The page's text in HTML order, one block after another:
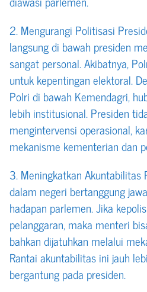
2. Mengurangi Politisasi
langsung di bawah presiden
sangat personal. Akibatnya,
untuk kepentingan elektoral.
Polri di bawah Kemendagri,
lebih institusional. Presiden
mengintervensi operasional,
mekanisme kementerian dan
3. Meningkatkan Akuntabilitas
dalam negeri bertanggung
hadapan parlemen. Jika
pelanggaran, maka menteri
bahkan dijatuhkan melalui
Rantai akuntabilitas ini jauh
bergantung pada presiden.